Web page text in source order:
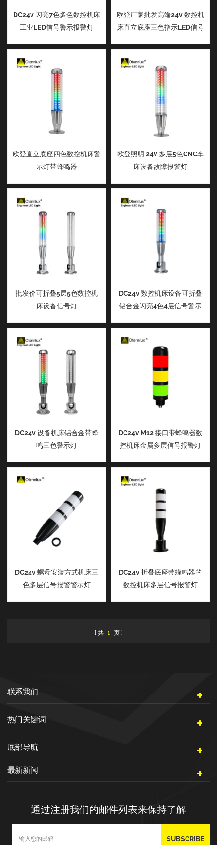
DC24v 闪亮7色多色数控机床
工业LED信号警示报警灯
欧登厂家批发高端24v 数控机
床直立底座三色指示LED信号
欧登直立底座四色数控机床警
示灯带蜂鸣器
欧登照明 24v 多层5色CNC车
床设备故障报警灯
批发价可折叠5层5色数控机
床设备信号灯
DC24v 数控机床设备可折叠
铝合金闪亮4色4层信号警示
DC24v 设备机床铝合金带蜂
鸣三色警示灯
DC24v M12 接口带蜂鸣器数
控机床金属多层信号报警灯
DC24v 螺母安装方式机床三
色多层信号报警警示灯
DC24v 折叠底座带蜂鸣器的
数控机床多层信号报警灯
共 1 页
联系我们
热门关键词
底部导航
最新新闻
通过注册我们的邮件列表来保持了解